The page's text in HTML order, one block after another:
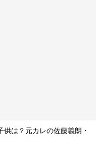
は？元カレの佐藤義朗・